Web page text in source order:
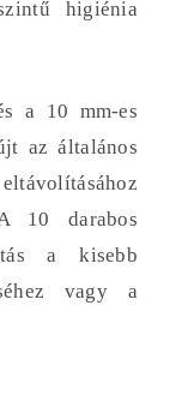
higiénia
a 10 mm-es
az általános
10 darabos
a kisebb
vagy a